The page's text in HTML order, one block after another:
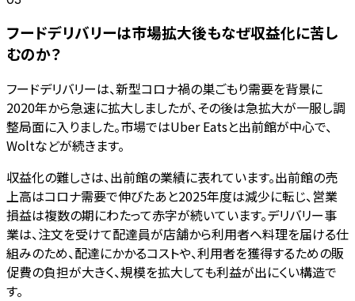
フードデリバリーは市場拡大後もなぜ収益化に苦し
むのか？
フードデリバリーは、新型コロナ禍の巣ごもり需要を背景に
2020年から急速に拡大しましたが、その後は急拡大が一服し調
整局面に入りました。市場ではUber Eatsと出前館が中心で、
Woltなどが続きます。
収益化の難しさは、出前館の業績に表れています。出前館の売
上高はコロナ需要で伸びたあと2025年度は減少に転じ、営業
損益は複数の期にわたって赤字が続いています。デリバリー事
業は、注文を受けて配達員が店舗から利用者へ料理を届ける仕
組みのため、配達にかかるコストや、利用者を獲得するための販
促費の負担が大きく、規模を拡大しても利益が出にくい構造で
す。